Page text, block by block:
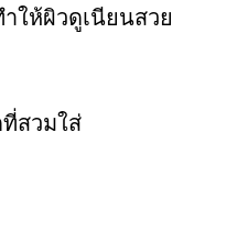
ให้ผิวดูเนียนสวย
สวมใส่